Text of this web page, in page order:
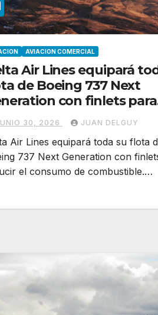
AVIACION COMERCIAL
Air Lines equipará
de Boeing 737 Next
con finlets para
el consumo de
30, 2026 JUAN DELGUY
Air Lines equipará toda su flota
737 Next Generation con
el consumo de combustible.…